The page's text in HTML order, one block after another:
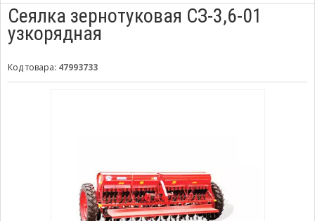
Сеялка зернотуковая СЗ-3,6-01
узкорядная
Код товара: 47993733